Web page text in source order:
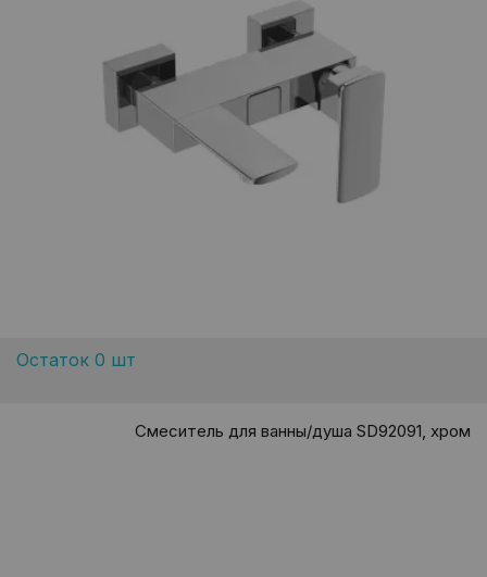
Остаток 0 шт
Смеситель для ванны/душа SD92091, хром